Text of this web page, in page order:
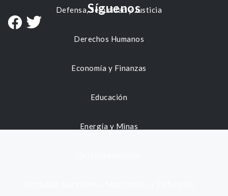
Defensa, Seguridad y Justicia
Derechos Humanos
Economía y Finanzas
Educación
Energía y Minas
Síguenos